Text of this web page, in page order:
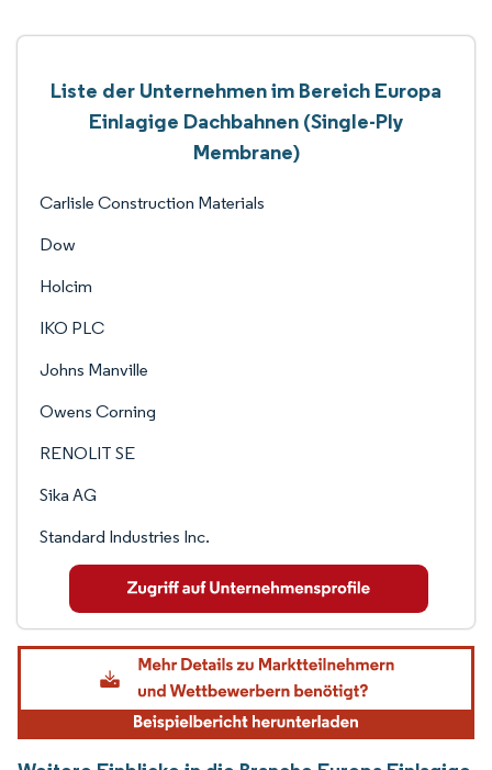
Liste der Unternehmen im Bereich Europa
Einlagige Dachbahnen (Single-Ply
Membrane)
Carlisle Construction Materials
Dow
Holcim
IKO PLC
Johns Manville
Owens Corning
RENOLIT SE
Sika AG
Standard Industries Inc.